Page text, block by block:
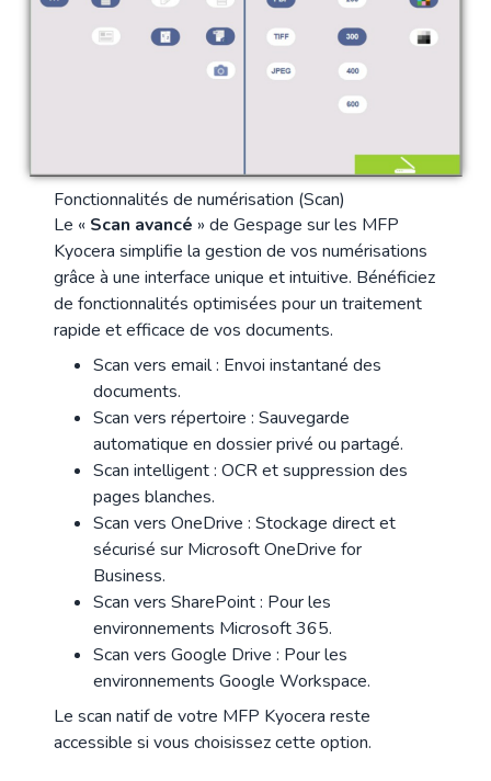
Fonctionnalités de numérisation (Scan)
Le « Scan avancé » de Gespage sur les MFP
Kyocera simplifie la gestion de vos numérisations
grâce à une interface unique et intuitive. Bénéficiez
de fonctionnalités optimisées pour un traitement
rapide et efficace de vos documents.
Scan vers email : Envoi instantané des
documents.
Scan vers répertoire : Sauvegarde
automatique en dossier privé ou partagé.
Scan intelligent : OCR et suppression des
pages blanches.
Scan vers OneDrive : Stockage direct et
sécurisé sur Microsoft OneDrive for
Business.
Scan vers SharePoint : Pour les
environnements Microsoft 365.
Scan vers Google Drive : Pour les
environnements Google Workspace.
Le scan natif de votre MFP Kyocera reste
accessible si vous choisissez cette option.